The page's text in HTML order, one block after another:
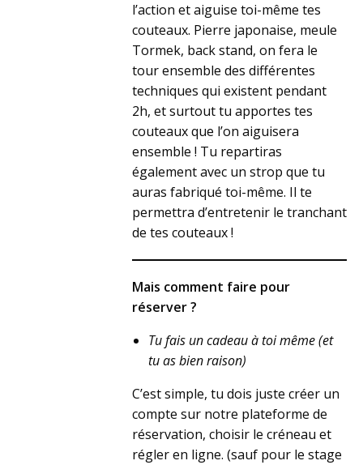
l’action et aiguise toi-même tes
couteaux. Pierre japonaise, meule
Tormek, back stand, on fera le
tour ensemble des différentes
techniques qui existent pendant
2h, et surtout tu apportes tes
couteaux que l’on aiguisera
ensemble ! Tu repartiras
également avec un strop que tu
auras fabriqué toi-même. Il te
permettra d’entretenir le tranchant
de tes couteaux !
Mais comment faire pour
réserver ?
Tu fais un cadeau à toi même (et
tu as bien raison)
C’est simple, tu dois juste créer un
compte sur notre plateforme de
réservation, choisir le créneau et
régler en ligne. (sauf pour le stage